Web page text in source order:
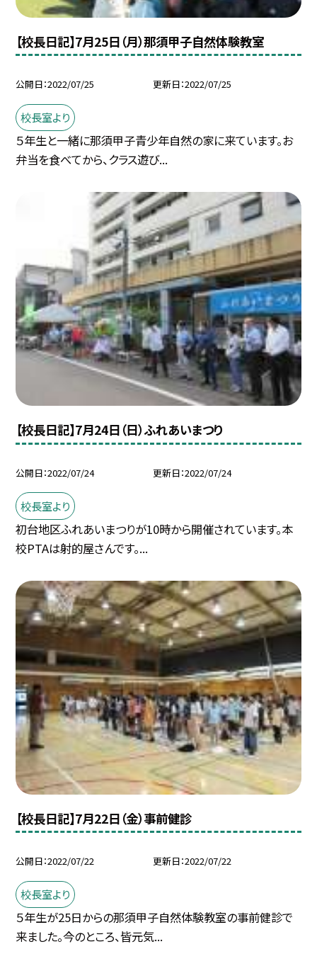
【校長日記】7月25日（月）那須甲子自然体験教室
公開日 2022/07/25 更新日 2022/07/25
校長室より
５年生と一緒に那須甲子青少年自然の家に来ています。お
弁当を食べてから、クラス遊び...
【校長日記】7月24日（日）ふれあいまつり
公開日 2022/07/24 更新日 2022/07/24
校長室より
初台地区ふれあいまつりが10時から開催されています。本
校PTAは射的屋さんです。...
【校長日記】7月22日（金）事前健診
公開日 2022/07/22 更新日 2022/07/22
校長室より
５年生が25日からの那須甲子自然体験教室の事前健診で
来ました。今のところ、皆元気...